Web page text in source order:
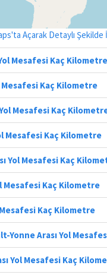
Açarak Detaylı
Mesafesi Kaç Kilometre
Mesafesi Kaç Kilometre
Mesafesi Kaç
Mesafesi Kaç Kilometre
Yol Mesafesi Kaç
Mesafesi Kaç Kilometre
Kaç Kilometre
Yonne Arası Yol
Yol Mesafesi Kaç